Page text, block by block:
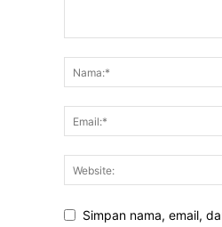
Simpan nama, email,